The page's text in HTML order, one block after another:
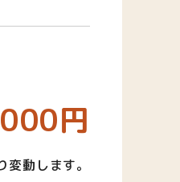
円
動します。